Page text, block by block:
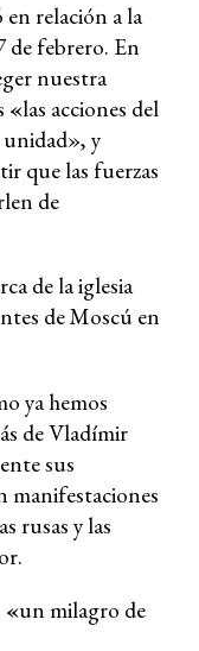
relación a la
de febrero. En
nuestra
«las acciones del
y
que las fuerzas
de
de la iglesia
de Moscú en
ya hemos
de Vladímir
sus
manifestaciones
rusas y las
«un milagro de